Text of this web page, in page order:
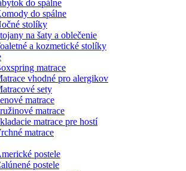
do spálne
do spálne
stolíky
na šaty a oblečenie
a kozmetické stolíky
matrace
vhodné pro alergikov
sety
matrace
matrace
matrace pre hostí
matrace
postele
postele